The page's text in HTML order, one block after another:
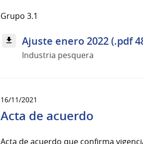
Grupo 3.1
Ajuste enero 2022 (.pdf
Industria pesquera
16/11/2021
Acta de acuerdo
Acta de acuerdo que confirma